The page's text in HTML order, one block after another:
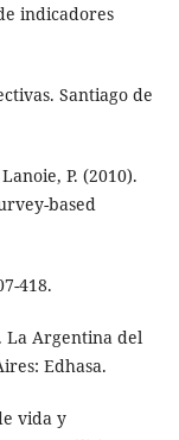
indicadores
Santiago de
P. (2010).
based
418.
La Argentina del
Edhasa.
vida y